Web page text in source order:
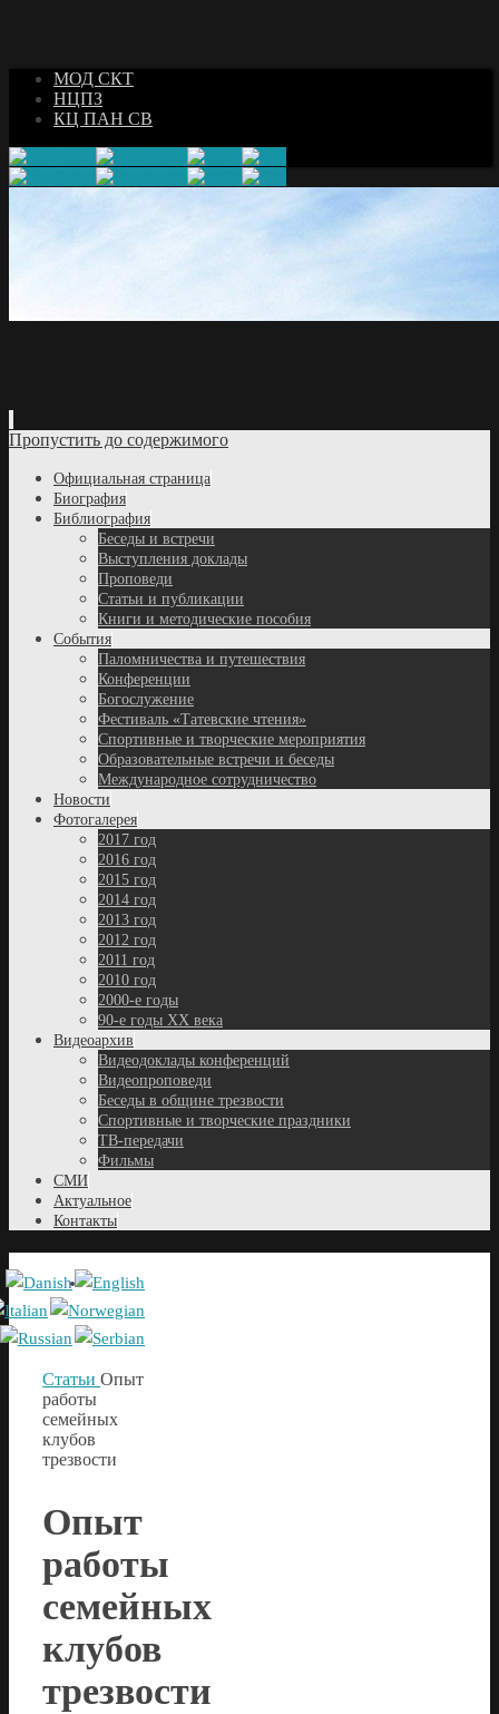
МОД СКТ
НЦПЗ
КЦ ПАН СВ
Пропустить до содержимого
Официальная страница
Биография
Библиография
Беседы и встречи
Выступления доклады
Проповеди
Статьи и публикации
Книги и методические пособия
События
Паломничества и путешествия
Конференции
Богослужение
Фестиваль «Татевские чтения»
Спортивные и творческие мероприятия
Образовательные встречи и беседы
Международное сотрудничество
Новости
Фотогалерея
2017 год
2016 год
2015 год
2014 год
2013 год
2012 год
2011 год
2010 год
2000-е годы
90-е годы XX века
Видеоархив
Видеодоклады конференций
Видеопроповеди
Беседы в общине трезвости
Спортивные и творческие праздники
ТВ-передачи
Фильмы
СМИ
Актуальное
Контакты
Статьи Опыт
работы
семейных
клубов
трезвости
Опыт
работы
семейных
клубов
трезвости